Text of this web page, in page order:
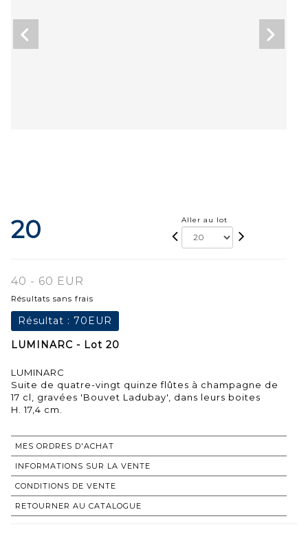
20 Aller au lot
40 - 60 EUR
Résultats sans frais
Résultat : 70EUR
LUMINARC - Lot 20
LUMINARC
Suite de quatre-vingt quinze flûtes à champagne de
17 cl, gravées 'Bouvet Ladubay', dans leurs boites
H. 17,4 cm.
MES ORDRES D'ACHAT
INFORMATIONS SUR LA VENTE
CONDITIONS DE VENTE
RETOURNER AU CATALOGUE